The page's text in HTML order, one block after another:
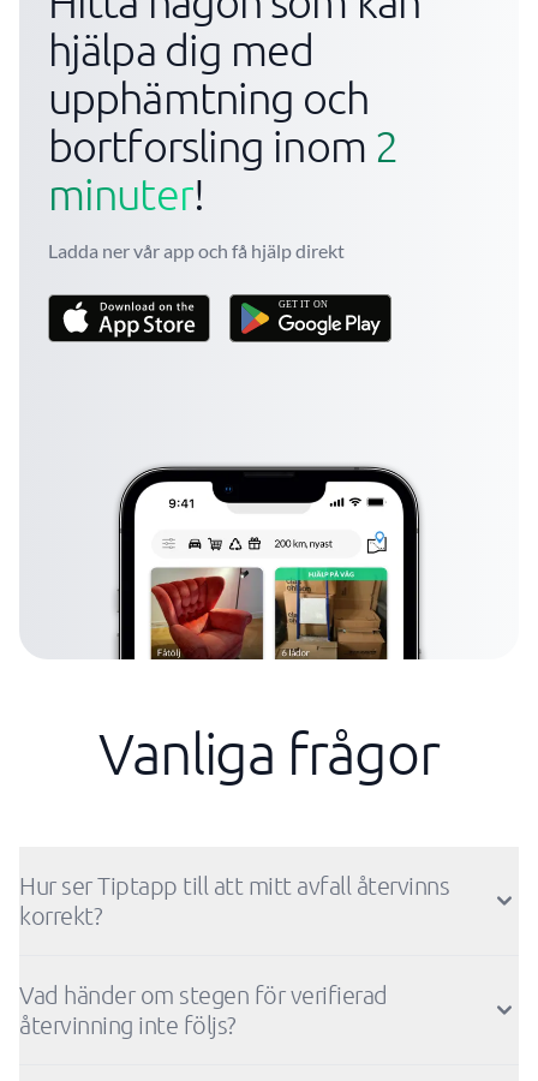
hjälpa dig med
upphämtning och
bortforsling inom 2
minuter!
Ladda ner vår app och få hjälp direkt
Vanliga frågor
Hur ser Tiptapp till att mitt avfall återvinns
korrekt?
Vad händer om stegen för verifierad
återvinning inte följs?